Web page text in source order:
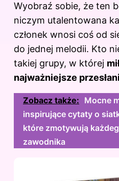
Wyobraź sobie, że ten
niczym utalentowana
członek wnosi coś od
do jednej melodii. Kto
takiej grupy, w której
najważniejsze
Zobacz także: Mocne
inspirujące cytaty o
które zmotywują
zawodnika